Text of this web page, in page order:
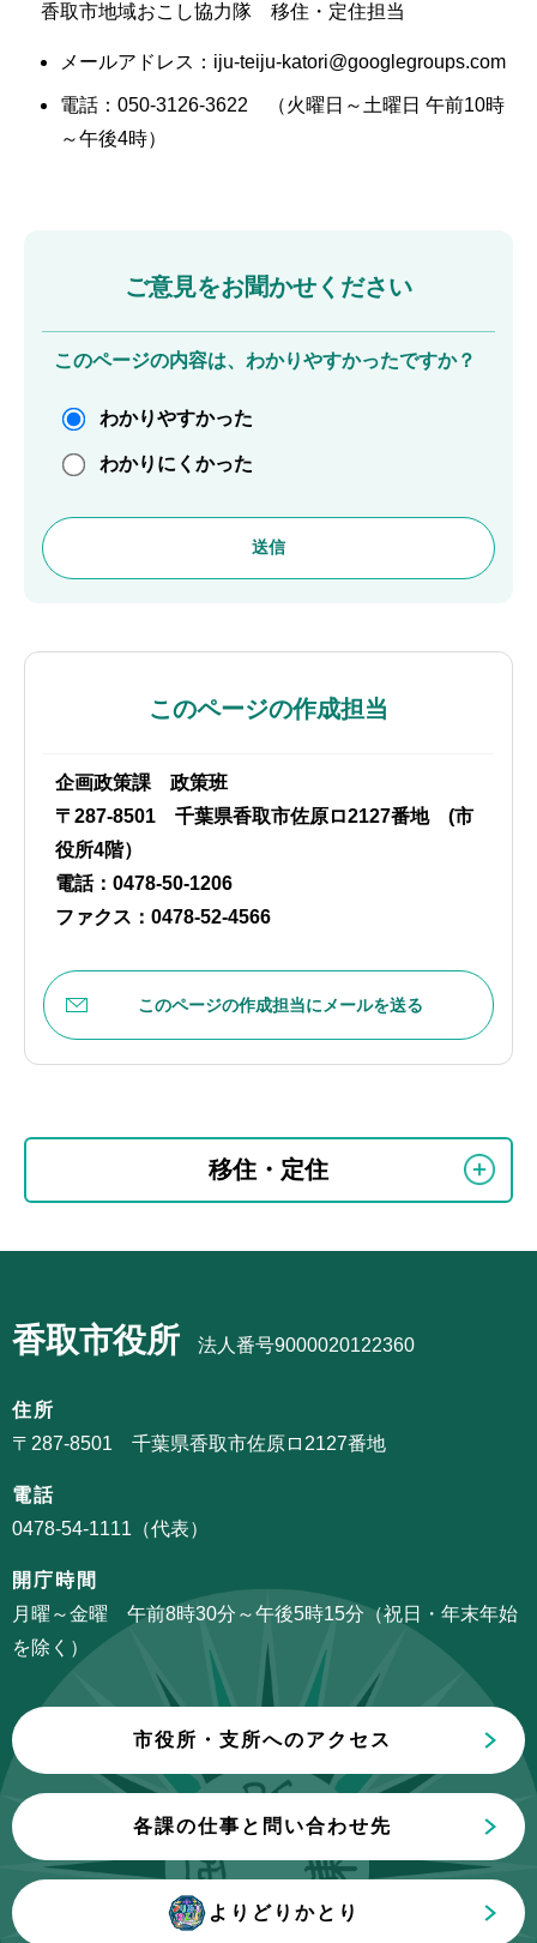
香取市地域おこし協力隊 移住・定住担当
メールアドレス：iju-teiju-katori@googlegroups.com
電話：050-3126-3622 （火曜日～土曜日 午前10時
～午後4時）
ご意見をお聞かせください
このページの内容は、わかりやすかったですか？
わかりやすかった
わかりにくかった
このページの作成担当
企画政策課 政策班
〒287-8501 千葉県香取市佐原ロ2127番地 (市
役所4階）
電話：0478-50-1206
ファクス：0478-52-4566
このページの作成担当にメールを送る
こ
ビ
ー
シ
ン
こ
こ
か
移住・定住
ナ
ゲ
ー
ョ
ン
こ
こ
ま
香取市役所 法人番号9000020122360
住所
〒287-8501 千葉県香取市佐原ロ2127番地
電話
0478-54-1111（代表）
開庁時間
月曜～金曜 午前8時30分～午後5時15分（祝日・年末年始
を除く）
市役所・支所へのアクセス
各課の仕事と問い合わせ先
よりどりかとり